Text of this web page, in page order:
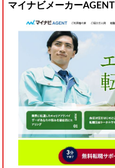
マイナビメーカーAGENT